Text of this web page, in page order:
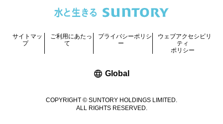
COPYRIGHT © SUNTORY HOLDINGS LIMITED.
ALL RIGHTS RESERVED.
サイトマッ
プ
ご利用にあたっ
て
プライバシーポリシ
ー
ウェブアクセシビリ
ティ
ポリシー
Global新しいウィンドウで開く